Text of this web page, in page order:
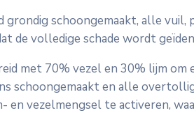
schoongemaakt, alle
de volledige schade wordt
met 70% vezel en 30% lijm om
schoongemaakt en alle
en vezelmengsel te activeren,